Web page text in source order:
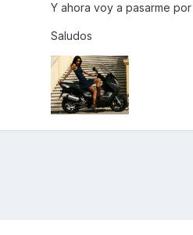
Y ahora voy a pasarme
Saludos